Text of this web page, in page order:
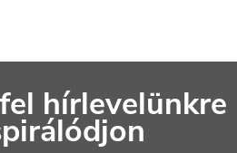
hírlevelünkre